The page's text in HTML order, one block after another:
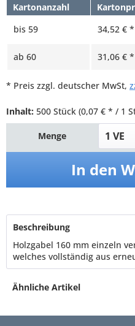
Kartonanzahl
bis 59 34,52 € *
ab 60 31,06 € *
* Preis zzgl. deutscher MwSt,
Inhalt: 500 Stück (0,07 € * / 1
Menge
In den
Beschreibung
Holzgabel 160 mm einzeln
welches vollständig aus
Ähnliche Artikel